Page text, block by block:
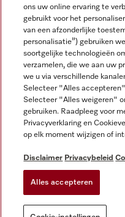
Disclaimer
Algemene voorwaarden en
Privacybeleid
Gebruiksvoorwaarden
Toegankelijkheidsverklaring
Digital Services Act
Cookie-instellingen
ons uw online ervaring te
gebruikt voor het
van een afzonderlijke
personalisatie”) gebruiken
soortgelijke technologieën
verzamelen, die we aan uw
we u via verschillende
Selecteer "Alles
Selecteer "Alles weigeren"
gebruiken. Raadpleeg voor
Privacyverklaring en
op elk moment wijzigen of
Disclaimer Privacybeleid
Alles accepteren